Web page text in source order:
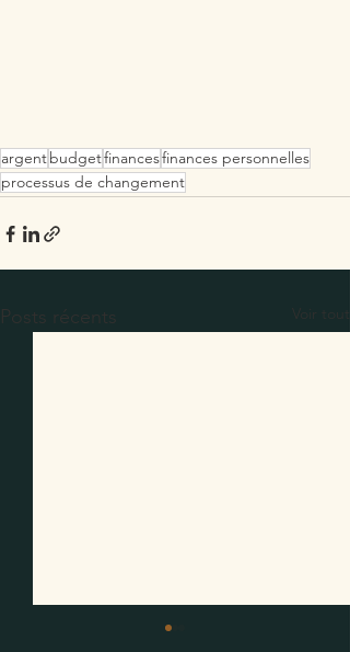
argentbudgetfinancesfinances personnelles
processus de changement
Posts récents Voir tout